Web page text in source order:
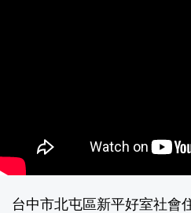
台中市北屯區新平好室社會